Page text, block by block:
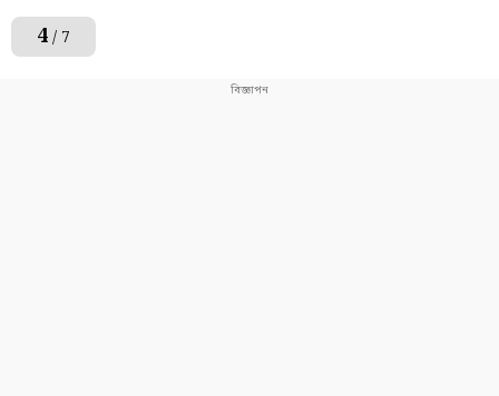
4/ 7